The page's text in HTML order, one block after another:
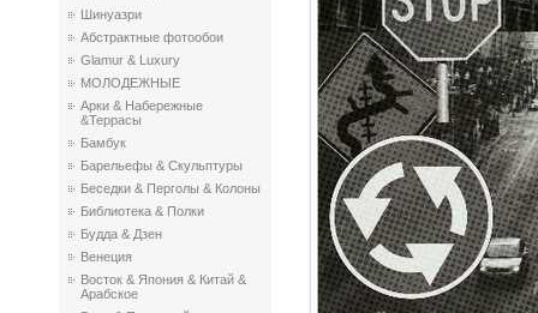
Шинуазри
Абстрактные фотообои
Glamur & Luxury
МОЛОДЕЖНЫЕ
Арки & Набережные
&Террасы
Бамбук
Барельефы & Скульптуры
Беседки & Перголы & Колоны
Библиотека & Полки
Будда & Дзен
Венеция
Восток & Япония & Китай &
Арабское